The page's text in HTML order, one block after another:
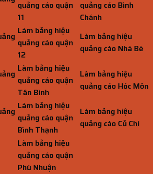
quảng cáo quận
11
quảng cáo Bình
Chánh
Làm bảng hiệu
quảng cáo quận
12
Làm bảng hiệu
quảng cáo Nhà Bè
Làm bảng hiệu
quảng cáo quận
Tân Bình
Làm bảng hiệu
quảng cáo Hóc Môn
Làm bảng hiệu
quảng cáo quận
Bình Thạnh
Làm bảng hiệu
quảng cáo Củ Chi
Làm bảng hiệu
quảng cáo quận
Phú Nhuận